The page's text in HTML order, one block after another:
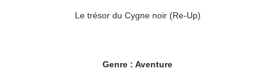
Le trésor du Cygne noir (Re-Up)
Genre : Aventure